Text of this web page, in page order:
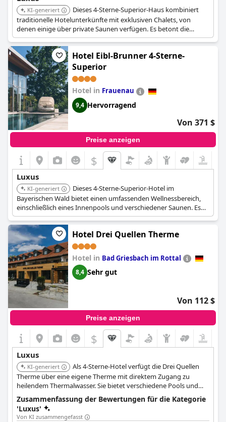
KI-generiert
Dieses 4-Sterne-Superior-Haus kombiniert
traditionelle Hotelunterkünfte mit exklusiven Chalets, von
denen einige über private Saunen verfügen. Es betont die
Verbindung zur Natur und bietet einen eigenen Wellnessbereich
mit Innenpool und Saunen, was ein vielseitiges Luxuserlebnis
ermöglicht.
Hotel Eibl-Brunner 4-Sterne-
Superior
Hotel in Frauenau
9,4 Hervorragend
Von 371 $
Preise anzeigen
$
Luxus
KI-generiert
Dieses 4-Sterne-Superior-Hotel im
Bayerischen Wald bietet einen umfassenden Wellnessbereich,
einschließlich eines Innenpools und verschiedener Saunen. Es
konzentriert sich darauf, ein entspannendes, naturnahes
Erlebnis zu bieten und einen hohen Standard an Komfort und
Wohlbefinden für seine Gäste zu gewährleisten.
Hotel Drei Quellen Therme
Hotel in Bad Griesbach im Rottal
8,4 Sehr gut
Von 112 $
Preise anzeigen
$
Luxus
KI-generiert
Als 4-Sterne-Hotel verfügt die Drei Quellen
Therme über eine eigene Therme mit direktem Zugang zu
heilendem Thermalwasser. Sie bietet verschiedene Pools und
eine Reihe von Wellnesseinrichtungen, was sie zu einem
erstklassigen Ziel für Gäste macht, die therapeutische und
entspannende Thermalbadeerlebnisse suchen.
Zusammenfassung der Bewertungen für die Kategorie
'Luxus'
Von KI zusammengefasst